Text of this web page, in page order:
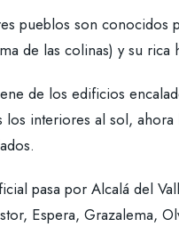
pueblos son conocidos
de las colinas) y su rica
de los edificios
los interiores al sol,
pasa por Alcalá del
Espera, Grazalema,